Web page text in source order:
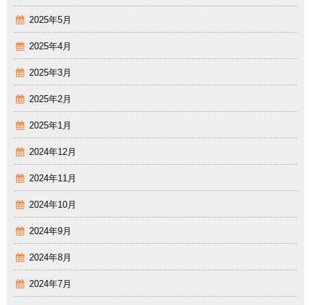
2025年5月
2025年4月
2025年3月
2025年2月
2025年1月
2024年12月
2024年11月
2024年10月
2024年9月
2024年8月
2024年7月